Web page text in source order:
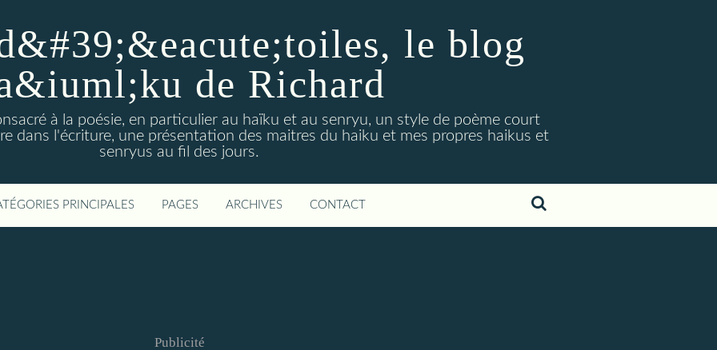
le blog
de Richard
à la poésie, en particulier au haïku et au senryu, un style de poème court
dans l'écriture, une présentation des maitres du haiku et mes propres haikus et
senryus au fil des jours.
PRINCIPALES PAGES ARCHIVES CONTACT
Publicité